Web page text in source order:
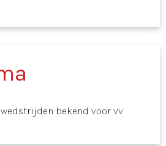
bekend voor vv